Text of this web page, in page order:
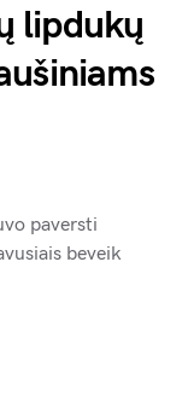
lipdukų
paversti
beveik